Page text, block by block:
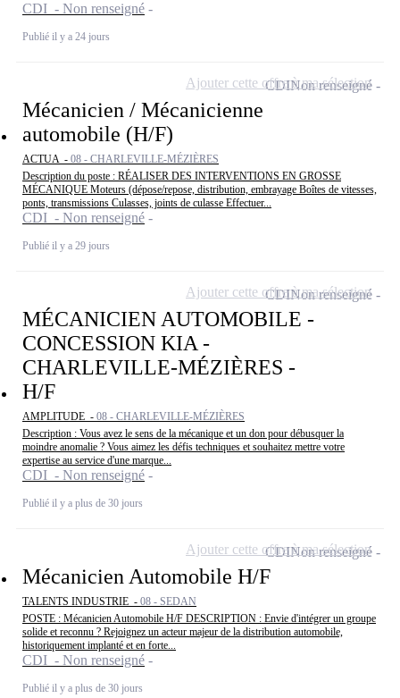
CDI - Non renseigné
Publié il y a 24 jours
Mécanicien / Mécanicienne
automobile (H/F)
ACTUA - 08 - CHARLEVILLE-MÉZIÈRES
Description du poste : RÉALISER DES INTERVENTIONS EN GROSSE
MÉCANIQUE Moteurs (dépose/repose, distribution, embrayage Boîtes de vitesses,
ponts, transmissions Culasses, joints de culasse Effectuer...
CDI - Non renseigné
Publié il y a 29 jours
CDINon renseigné
Ajouter cette offre à ma sélection
MÉCANICIEN AUTOMOBILE -
CONCESSION KIA -
CHARLEVILLE-MÉZIÈRES -
H/F
AMPLITUDE - 08 - CHARLEVILLE-MÉZIÈRES
Description : Vous avez le sens de la mécanique et un don pour débusquer la
moindre anomalie ? Vous aimez les défis techniques et souhaitez mettre votre
expertise au service d'une marque...
CDI - Non renseigné
Publié il y a plus de 30 jours
CDINon renseigné
Ajouter cette offre à ma sélection
Mécanicien Automobile H/F
TALENTS INDUSTRIE - 08 - SEDAN
POSTE : Mécanicien Automobile H/F DESCRIPTION : Envie d'intégrer un groupe
solide et reconnu ? Rejoignez un acteur majeur de la distribution automobile,
historiquement implanté et en forte...
CDI - Non renseigné
Publié il y a plus de 30 jours
CDINon renseigné
Ajouter cette offre à ma sélection